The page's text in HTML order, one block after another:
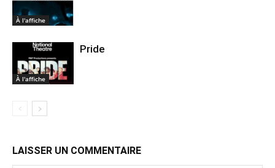
À l'affiche
À l'affiche
Pride
LAISSER UN COMMENTAIRE